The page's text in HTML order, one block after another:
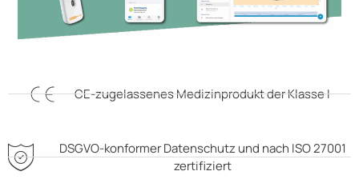
CE-zugelassenes Medizinprodukt der Klasse I
DSGVO-konformer Datenschutz und nach ISO 27001
zertifiziert